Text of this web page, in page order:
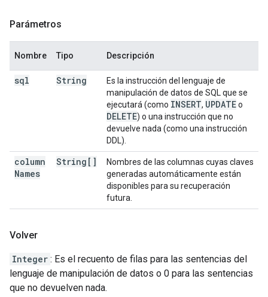
Parámetros
Nombre Tipo Descripción
sql String
Es la instrucción del lenguaje de
manipulación de datos de SQL que se
ejecutará (como INSERT, UPDATEo
DELETE) o una instrucción que no
devuelve nada (como una instrucción
DDL).
column
Names
String[]
Nombres de las columnas cuyas claves
generadas automáticamente están
disponibles para su recuperación
futura.
Volver
Integer : Es el recuento de filas para las sentencias del
lenguaje de manipulación de datos o 0 para las sentencias
que no devuelven nada.